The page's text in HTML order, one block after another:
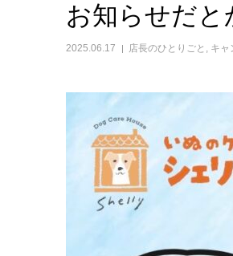
お知らせだ
2025.06.17 店長のひとりごと , キャ